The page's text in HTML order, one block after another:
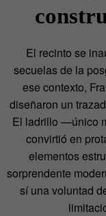
El recinto se
secuelas de la
ese contexto,
diseñaron un
El ladrillo —único
convirtió en
elementos
sorprendente
sí una voluntad